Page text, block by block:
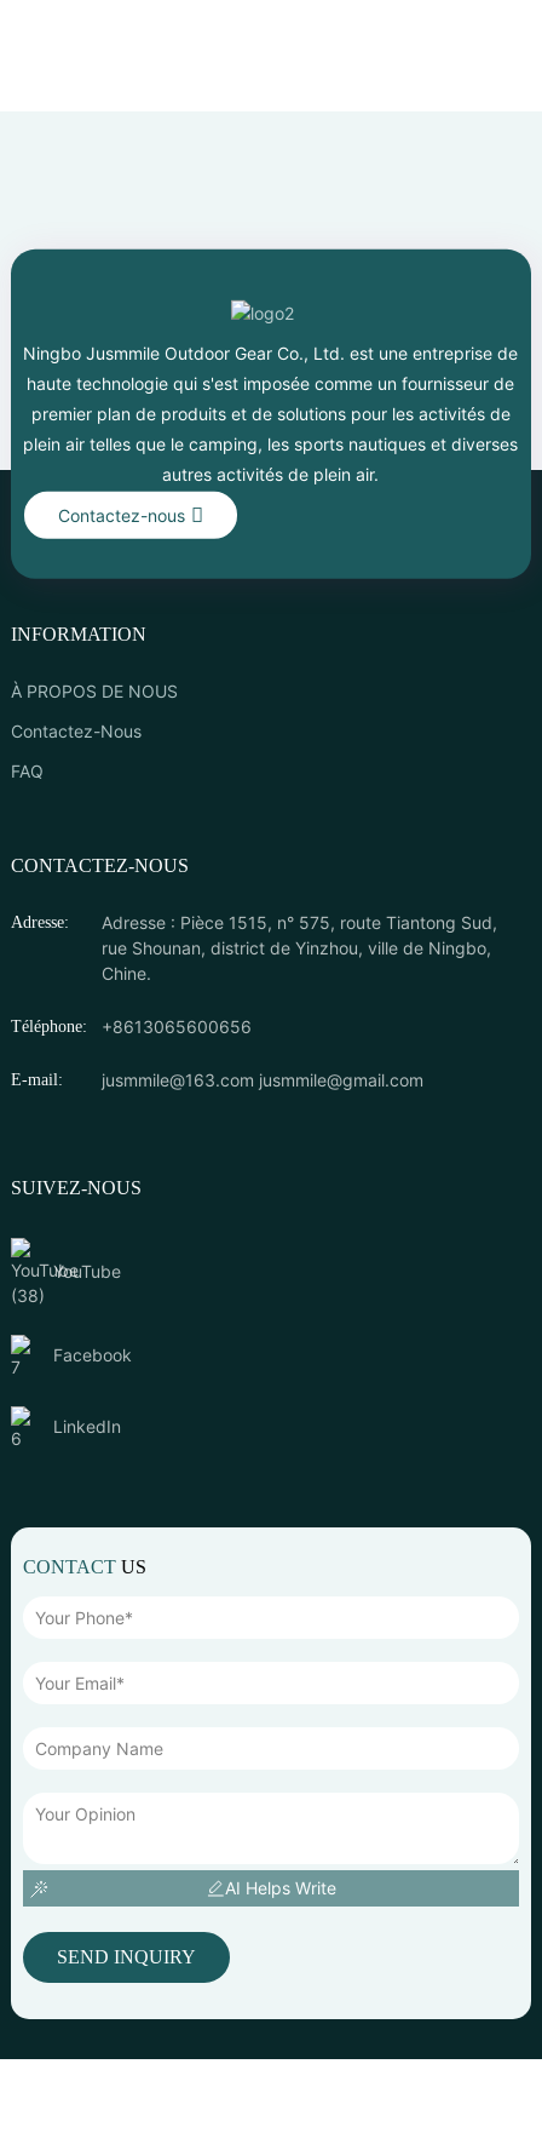
Ningbo Jusmmile Outdoor Gear Co., Ltd. est une entreprise de
haute technologie qui s'est imposée comme un fournisseur de
premier plan de produits et de solutions pour les activités de
plein air telles que le camping, les sports nautiques et diverses
autres activités de plein air.
Contactez-nous
INFORMATION
À PROPOS DE NOUS
Contactez-Nous
FAQ
CONTACTEZ-NOUS
Adresse:
Adresse : Pièce 1515, n° 575, route Tiantong Sud,
rue Shounan, district de Yinzhou, ville de Ningbo,
Chine.
Téléphone: +8613065600656
E-mail: jusmmile@163.com jusmmile@gmail.com
SUIVEZ-NOUS
YouTube
Facebook
LinkedIn
CONTACTUS
AI Helps Write
SEND INQUIRY